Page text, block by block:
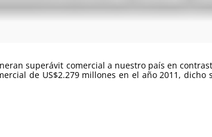
superávit comercial a nuestro país en
de US$2.279 millones en el año 2011, dicho